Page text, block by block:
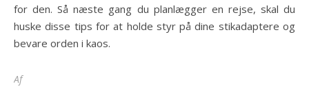
for den. Så næste gang du planlægger en rejse, skal du
huske disse tips for at holde styr på dine stikadaptere og
bevare orden i kaos.
Af